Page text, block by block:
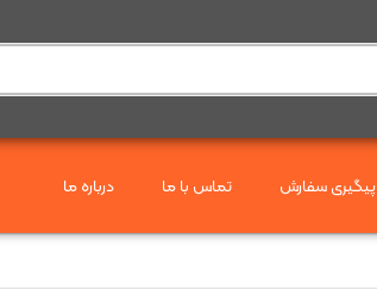
پیگیری سفارش تماس با ما درباره ما